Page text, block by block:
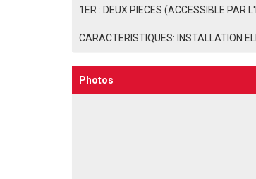
1ER : DEUX PIECES (ACCESSIBLE PAR
CARACTERISTIQUES: INSTALLATION
Photos